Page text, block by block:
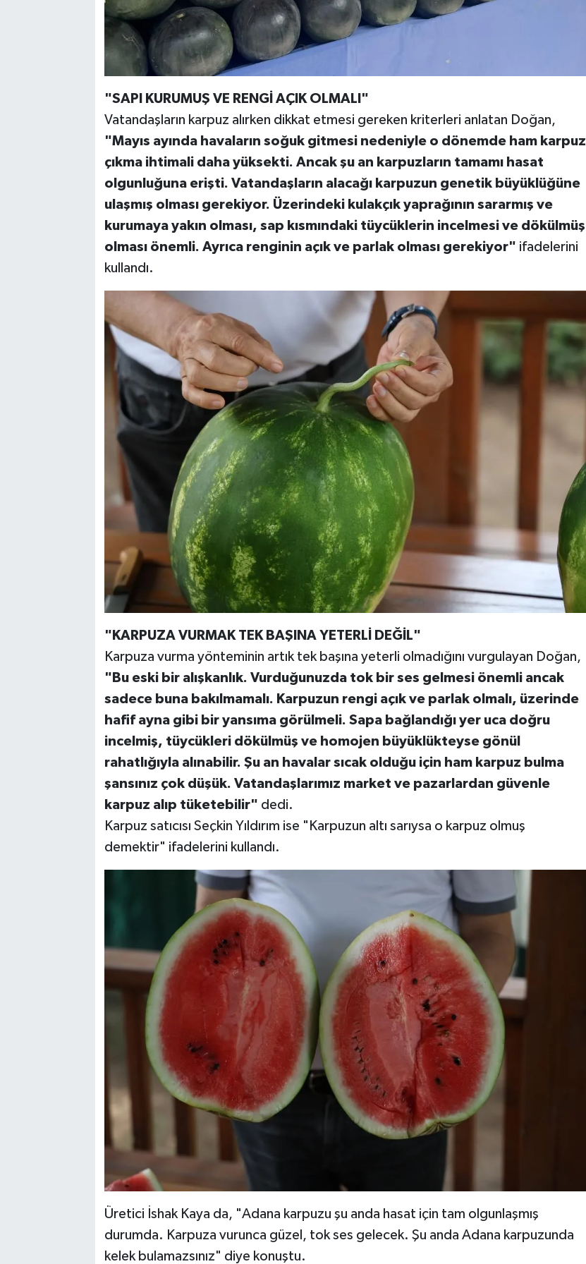
"SAPI KURUMUŞ VE RENGİ AÇIK OLMALI"
Vatandaşların karpuz alırken dikkat etmesi gereken kriterleri anlatan Doğan,
"Mayıs ayında havaların soğuk gitmesi nedeniyle o dönemde ham karpuz
çıkma ihtimali daha yüksekti. Ancak şu an karpuzların tamamı hasat
olgunluğuna erişti. Vatandaşların alacağı karpuzun genetik büyüklüğüne
ulaşmış olması gerekiyor. Üzerindeki kulakçık yaprağının sararmış ve
kurumaya yakın olması, sap kısmındaki tüycüklerin incelmesi ve dökülmüş
olması önemli. Ayrıca renginin açık ve parlak olması gerekiyor" ifadelerini
kullandı.
"KARPUZA VURMAK TEK BAŞINA YETERLİ DEĞİL"
Karpuza vurma yönteminin artık tek başına yeterli olmadığını vurgulayan Doğan,
"Bu eski bir alışkanlık. Vurduğunuzda tok bir ses gelmesi önemli ancak
sadece buna bakılmamalı. Karpuzun rengi açık ve parlak olmalı, üzerinde
hafif ayna gibi bir yansıma görülmeli. Sapa bağlandığı yer uca doğru
incelmiş, tüycükleri dökülmüş ve homojen büyüklükteyse gönül
rahatlığıyla alınabilir. Şu an havalar sıcak olduğu için ham karpuz bulma
şansınız çok düşük. Vatandaşlarımız market ve pazarlardan güvenle
karpuz alıp tüketebilir" dedi.
Karpuz satıcısı Seçkin Yıldırım ise "Karpuzun altı sarıysa o karpuz olmuş
demektir" ifadelerini kullandı.
Üretici İshak Kaya da, "Adana karpuzu şu anda hasat için tam olgunlaşmış
durumda. Karpuza vurunca güzel, tok ses gelecek. Şu anda Adana karpuzunda
kelek bulamazsınız" diye konuştu.